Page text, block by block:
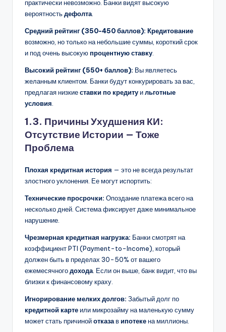
практически невозможно. Банки видят высокую
вероятностьдефолта
Средний рейтинг (350-450 баллов): Кредитование
возможно, но только на небольшие суммы, короткий срок
и под очень высокуюпроцентную ставку
Высокий рейтинг (550+ баллов): Вы являетесь
желанным клиентом. Банки будут конкурировать за вас,
предлагая низкиеставки по кредитуильготные
условия
1.3. Причины Ухудшения КИ:
Отсутствие Истории — Тоже
Проблема
Плохая кредитная история — это не всегда результат
злостного уклонения. Ее могут испортить:
Технические просрочки: Опоздание платежа всего на
несколько дней. Система фиксирует даже минимальное
нарушение.
Чрезмерная кредитная нагрузка: Банки смотрят на
коэффициент PTI (Payment-to-Income), который
должен быть в пределах 30-50% от вашего
ежемесячногодохода . Если он выше, банк видит, что вы
близки к финансовому краху.
Игнорирование мелких долгов: Забытый долг по
кредитной картеили микрозайму на маленькую сумму
может стать причинойотказавипотекена миллионы.